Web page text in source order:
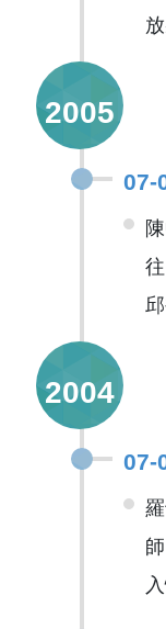
2005
07-
2004
07-